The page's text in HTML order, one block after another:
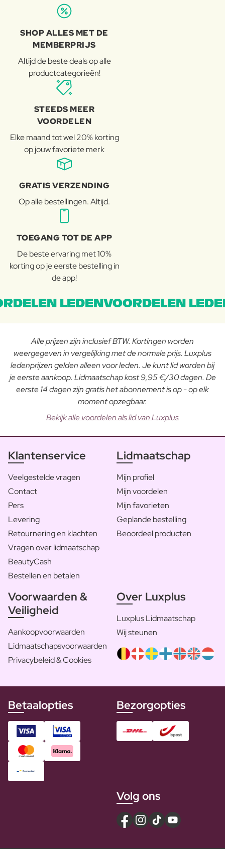
SHOP ALLES MET DE
MEMBERPRIJS
Altijd de beste deals op alle
productcategorieën!
STEEDS MEER
VOORDELEN
Elke maand tot wel 20% korting
op jouw favoriete merk
GRATIS VERZENDING
Op alle bestellingen. Altijd.
TOEGANG TOT DE APP
De beste ervaring met 10%
korting op je eerste bestelling in
de app!
LEDENVOORDELEN
Alle prijzen zijn inclusief BTW. Kortingen worden
weergegeven in vergelijking met de normale prijs. Luxplus
ledenprijzen gelden alleen voor leden. Je kunt lid worden bij
je eerste aankoop. Lidmaatschap kost 9,95 €/30 dagen. De
eerste 14 dagen zijn gratis het abonnement is op - op elk
moment opzegbaar.
Bekijk alle voordelen als lid van Luxplus
Klantenservice
Veelgestelde vragen
Contact
Pers
Levering
Retournering en klachten
Vragen over lidmaatschap
BeautyCash
Bestellen en betalen
Lidmaatschap
Mijn profiel
Mijn voordelen
Mijn favorieten
Geplande bestelling
Beoordeel producten
Voorwaarden &
Veiligheid
Aankoopvoorwaarden
Lidmaatschapsvoorwaarden
Privacybeleid & Cookies
Over Luxplus
Luxplus Lidmaatschap
Wij steunen
Betaalopties Bezorgopties
Volg ons